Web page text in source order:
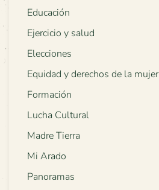
Educación
Ejercicio y salud
Elecciones
Equidad y derechos de la mujer
Formación
Lucha Cultural
Madre Tierra
Mi Arado
Panoramas